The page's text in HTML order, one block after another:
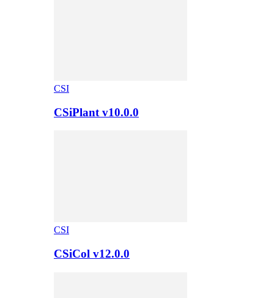
CSI
CSiPlant v10.0.0
CSI
CSiCol v12.0.0